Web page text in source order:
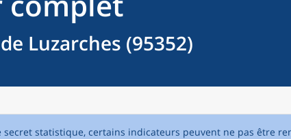
Luzarches (95352)
secret statistique, certains indicateurs peuvent ne pas être